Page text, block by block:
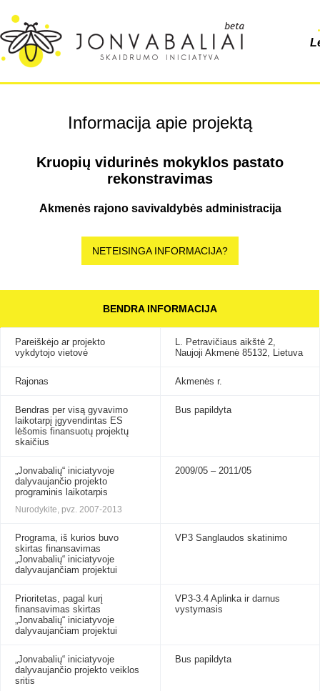
Informacija apie projektą
Kruopių vidurinės mokyklos pastato
rekonstravimas
Akmenės rajono savivaldybės administracija
NETEISINGA INFORMACIJA?
BENDRA INFORMACIJA
Pareiškėjo ar projekto
vykdytojo vietovė
L. Petravičiaus aikštė 2,
Naujoji Akmenė 85132, Lietuva
Rajonas Akmenės r.
Bendras per visą gyvavimo
laikotarpį įgyvendintas ES
lėšomis finansuotų projektų
skaičius
Bus papildyta
„Jonvabalių“ iniciatyvoje
dalyvaujančio projekto
programinis laikotarpis
Nurodykite, pvz. 2007-2013
2009/05 – 2011/05
Programa, iš kurios buvo
skirtas finansavimas
„Jonvabalių“ iniciatyvoje
dalyvaujančiam projektui
VP3 Sanglaudos skatinimo
Prioritetas, pagal kurį
finansavimas skirtas
„Jonvabalių“ iniciatyvoje
dalyvaujančiam projektui
VP3-3.4 Aplinka ir darnus
vystymasis
„Jonvabalių“ iniciatyvoje
dalyvaujančio projekto veiklos
sritis
Bus papildyta